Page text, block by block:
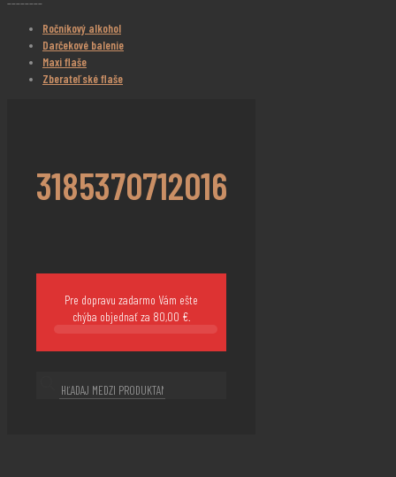
Ročníkový alkohol
Darčekové balenie
Maxi flaše
Zberateľské flaše
3185370712016
Pre dopravu zadarmo Vám ešte
chýba objednať za 80,00 €.